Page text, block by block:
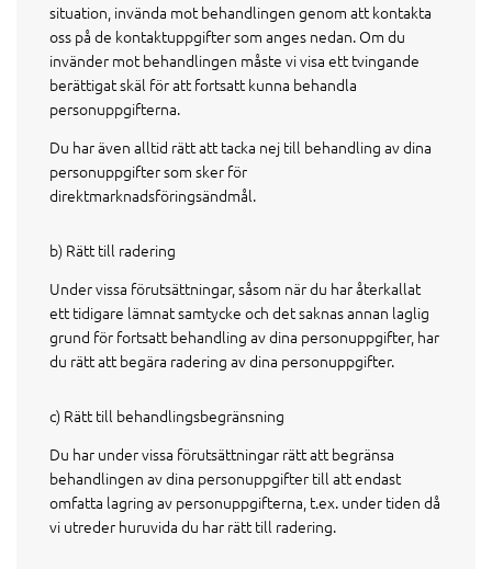
situation, invända mot behandlingen genom att kontakta
oss på de kontaktuppgifter som anges nedan. Om du
invänder mot behandlingen måste vi visa ett tvingande
berättigat skäl för att fortsatt kunna behandla
personuppgifterna.
Du har även alltid rätt att tacka nej till behandling av dina
personuppgifter som sker för
direktmarknadsföringsändmål.
b) Rätt till radering
Under vissa förutsättningar, såsom när du har återkallat
ett tidigare lämnat samtycke och det saknas annan laglig
grund för fortsatt behandling av dina personuppgifter, har
du rätt att begära radering av dina personuppgifter.
c) Rätt till behandlingsbegränsning
Du har under vissa förutsättningar rätt att begränsa
behandlingen av dina personuppgifter till att endast
omfatta lagring av personuppgifterna, t.ex. under tiden då
vi utreder huruvida du har rätt till radering.